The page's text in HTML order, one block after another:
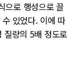
으로 행성으로 끌
있었다. 이에 따
량의 5배 정도로